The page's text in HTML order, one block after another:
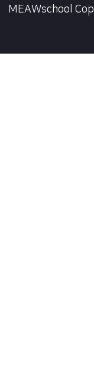
MEAWschool